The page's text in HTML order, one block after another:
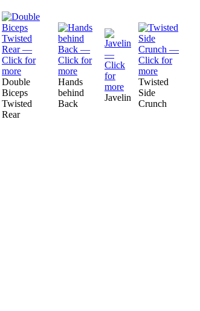
Double
Biceps
Twisted
Rear
Hands
behind
Back
Javelin
Twisted
Side
Crunch